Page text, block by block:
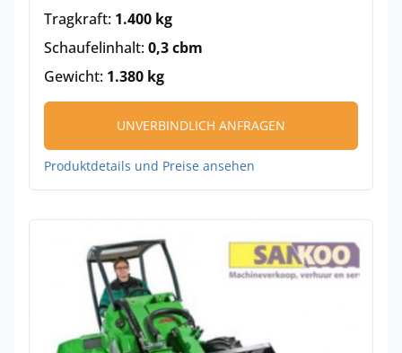
Tragkraft: 1.400 kg
Schaufelinhalt:0,3 cbm
Gewicht: 1.380 kg
UNVERBINDLICH ANFRAGEN
Produktdetails und Preise ansehen